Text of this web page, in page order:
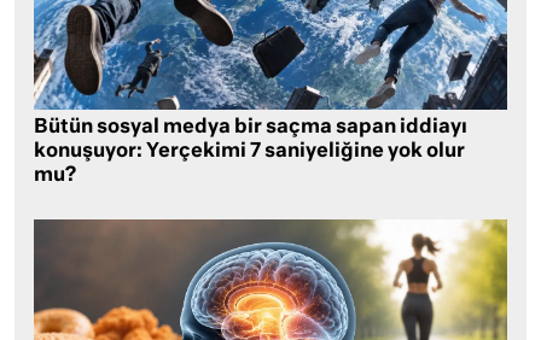
Bütün sosyal medya bir saçma sapan iddiayı
konuşuyor: Yerçekimi 7 saniyeliğine yok olur
mu?